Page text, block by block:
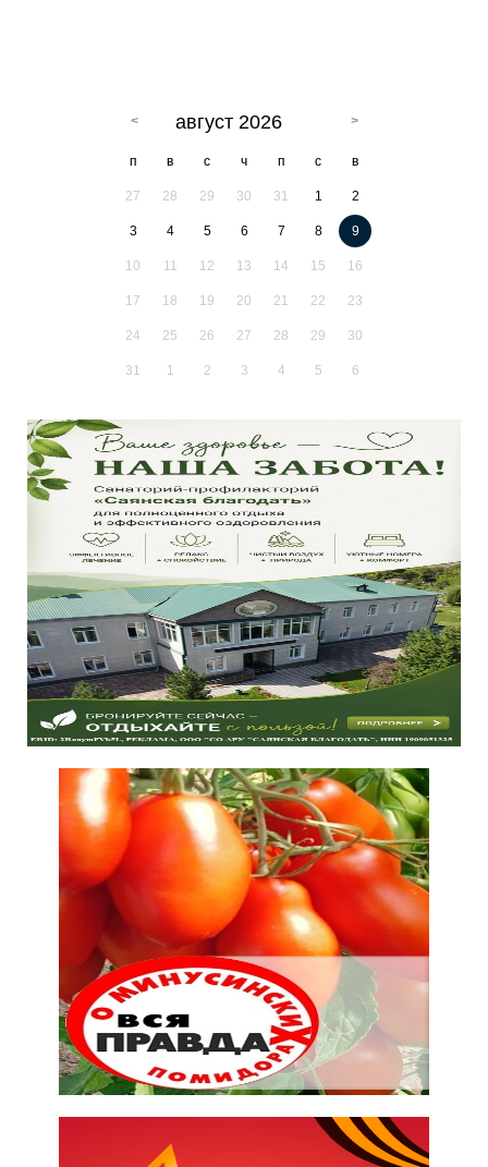
август 2026
п в с ч п с в
27 28 29 30 31 1 2
3 4 5 6 7 8 9
10 11 12 13 14 15 16
17 18 19 20 21 22 23
24 25 26 27 28 29 30
31 1 2 3 4 5 6